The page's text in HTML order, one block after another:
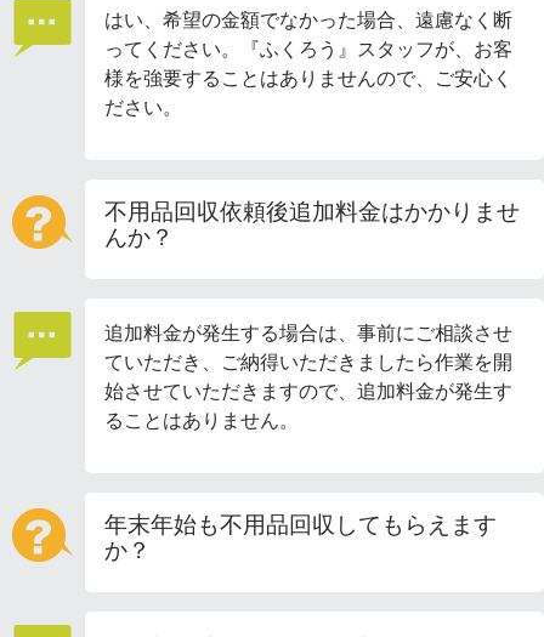
はい、希望の金額でなかった場合、遠慮なく断
ってください。『ふくろう』スタッフが、お客
様を強要することはありませんので、ご安心く
ださい。
不用品回収依頼後追加料金はかかりませ
んか？
追加料金が発生する場合は、事前にご相談させ
ていただき、ご納得いただきましたら作業を開
始させていただきますので、追加料金が発生す
ることはありません。
年末年始も不用品回収してもらえます
か？